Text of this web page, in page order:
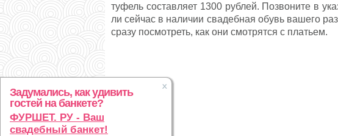
туфель составляет 1300 рублей. Позвоните в
ли сейчас в наличии свадебная обувь вашего
сразу посмотреть, как они смотрятся с платьем.
Задумались, как удивить
гостей на банкете?
ФУРШЕТ. РУ - Ваш
свадебный банкет!